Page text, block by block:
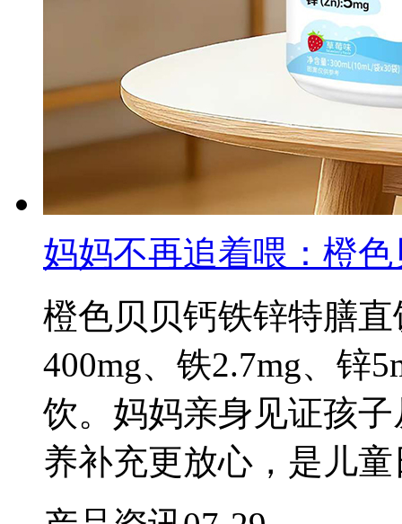
妈妈不再追着喂：橙
橙色贝贝钙铁锌特膳
400mg、铁2.7mg、锌
饮。妈妈亲身见证孩
养补充更放心，是儿